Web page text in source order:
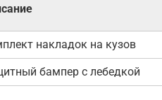
накладок на кузов
бампер с лебедкой